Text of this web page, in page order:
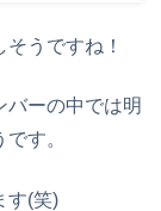
うですね！
バーの中では明
す。
す(笑)